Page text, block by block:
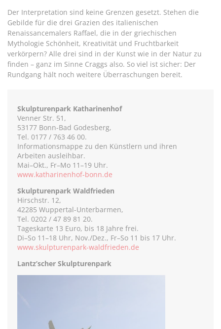
Der Interpretation sind keine Grenzen gesetzt. Stehen die
Gebilde für die drei Grazien des italienischen
Renaissancemalers Raffael, die in der griechischen
Mythologie Schönheit, Kreativität und Fruchtbarkeit
verkörpern? Alle drei sind in der Kunst wie in der Natur zu
finden – ganz im Sinne Craggs also. So viel ist sicher: Der
Rundgang hält noch weitere Überraschungen bereit.
Skulpturenpark Katharinenhof
Venner Str. 51,
53177 Bonn-Bad Godesberg,
Tel. 0177 / 763 46 00.
Informationsmappe zu den Künstlern und ihren
Arbeiten ausleihbar.
Mai–Okt., Fr–Mo 11–19 Uhr.
www.katharinenhof-bonn.de
Skulpturenpark Waldfrieden
Hirschstr. 12,
42285 Wuppertal-Unterbarmen,
Tel. 0202 / 47 89 81 20.
Tageskarte 13 Euro, bis 18 Jahre frei.
Di–So 11–18 Uhr, Nov./Dez., Fr–So 11 bis 17 Uhr.
www.skulpturenpark-waldfrieden.de
Lantz’scher Skulpturenpark